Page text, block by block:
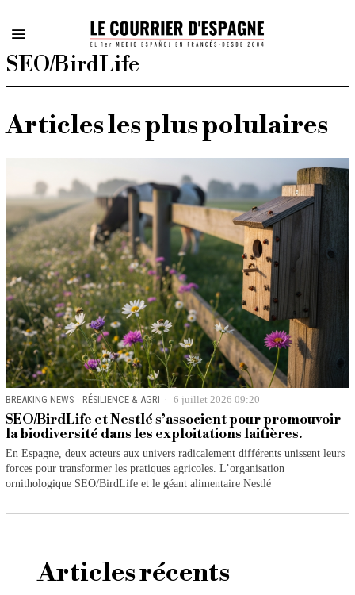
SEO/BirdLife
Articles les plus polulaires
BREAKING NEWS · RÉSILIENCE & AGRI 6 juillet 2026 09:20
SEO/BirdLife et Nestlé s’associent pour promouvoir
la biodiversité dans les exploitations laitières.
En Espagne, deux acteurs aux univers radicalement différents unissent leurs
forces pour transformer les pratiques agricoles. L’organisation
ornithologique SEO/BirdLife et le géant alimentaire Nestlé
Articles récents